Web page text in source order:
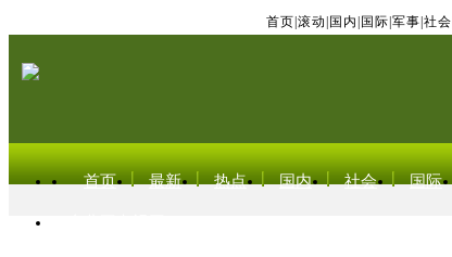
首页 滚动 国内 国际 军事 社会
首页 最新 热点 国内 社会 国际